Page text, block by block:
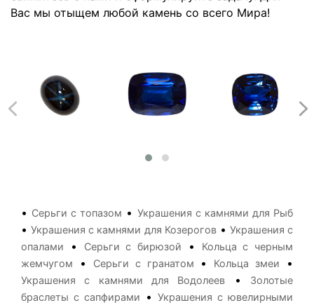
Вас мы отыщем любой камень со всего Мира!
• Серьги с топазом • Украшения с камнями для Рыб
•Украшения с камнями для Козерогов• Украшения с
опалами
• Серьги с бирюзой •
Кольца с черным
жемчугом
• Серьги с гранатом • Кольца змеи •
Украшения с камнями для Водолеев •
Золотые
браслеты с сапфирами
• Украшения с ювелирными